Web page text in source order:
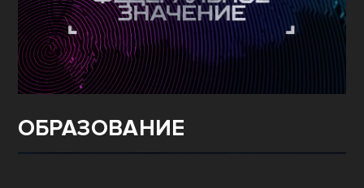
ОБРАЗОВАНИЕ